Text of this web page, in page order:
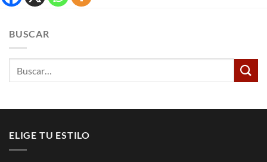
BUSCAR
ELIGE TU ESTILO